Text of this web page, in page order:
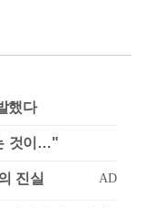
했다
것이…"